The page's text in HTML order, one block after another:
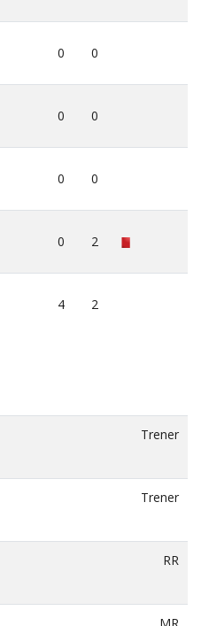
0 0
0 0
0 0
0 2
4 2
Trener
Trener
RR
MR